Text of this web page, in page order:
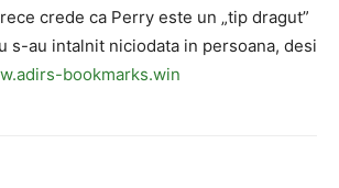
crede ca Perry este un „tip dragut”
s-au intalnit niciodata in persoana, desi
bookmarks.win